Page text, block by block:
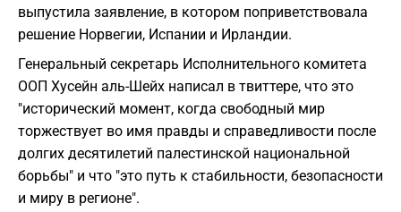
выпустила заявление, в котором поприветствовала
решение Норвегии, Испании и Ирландии.
Генеральный секретарь Исполнительного комитета
ООП Хусейн аль-Шейх написал в твиттере, что это
"исторический момент, когда свободный мир
торжествует во имя правды и справедливости после
долгих десятилетий палестинской национальной
борьбы" и что "это путь к стабильности, безопасности
и миру в регионе".